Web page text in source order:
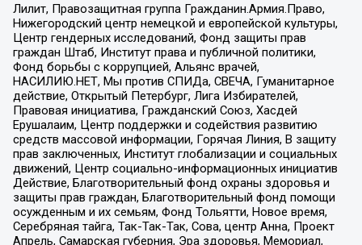
Лилит, Правозащитная группа Гражданин.Армия.Право,
Нижегородский центр немецкой и европейской культуры,
Центр гендерных исследований, Фонд защиты прав
граждан Штаб, Институт права и публичной политики,
Фонд борьбы с коррупцией, Альянс врачей,
НАСИЛИЮ.НЕТ, Мы против СПИДа, СВЕЧА, Гуманитарное
действие, Открытый Петербург, Лига Избирателей,
Правовая инициатива, Гражданский Союз, Хасдей
Ерушалаим, Центр поддержки и содействия развитию
средств массовой информации, Горячая Линия, В защиту
прав заключенных, Институт глобализации и социальных
движений, Центр социально-информационных инициатив
Действие, Благотворительный фонд охраны здоровья и
защиты прав граждан, Благотворительный фонд помощи
осужденным и их семьям, Фонд Тольятти, Новое время,
Серебряная тайга, Так-Так-Так, Сова, центр Анна, Проект
Апрель, Самарская губерния, Эра здоровья, Мемориал,